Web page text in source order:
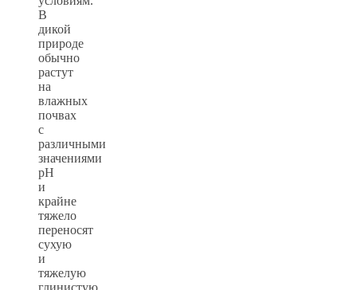
В
дикой
природе
обычно
растут
на
влажных
почвах
с
различными
значениями
pH
и
крайне
тяжело
переносят
сухую
и
тяжелую
глинистую